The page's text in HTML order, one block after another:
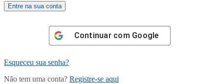
Continuar com Google
Esqueceu sua senha?
Não tem uma conta? Registre-se aqui